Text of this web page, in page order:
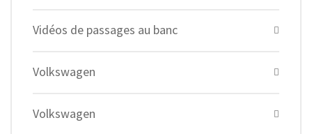
Vidéos de passages au banc
Volkswagen
Volkswagen